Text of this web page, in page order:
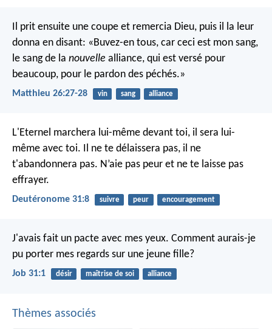
Il prit ensuite une coupe et remercia Dieu, puis il la leur
donna en disant: «Buvez-en tous, car ceci est mon sang,
le sang de la nouvelle alliance, qui est versé pour
beaucoup, pour le pardon des péchés.»
Matthieu 26:27-28 vin sang alliance
L'Eternel marchera lui-même devant toi, il sera lui-
même avec toi. Il ne te délaissera pas, il ne
t'abandonnera pas. N’aie pas peur et ne te laisse pas
effrayer.
Deutéronome 31:8 suivre peur encouragement
J'avais fait un pacte avec mes yeux. Comment aurais-je
pu porter mes regards sur une jeune fille?
Job 31:1 désir maîtrise de soi alliance
Thèmes associés